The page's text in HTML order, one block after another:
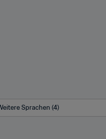
Sprachen (4)